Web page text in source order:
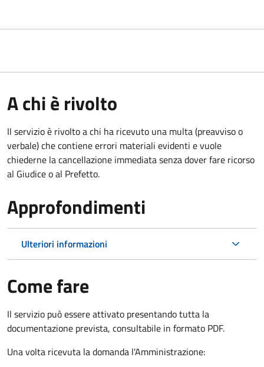
A chi è rivolto
Il servizio è rivolto a chi ha ricevuto una multa (preavviso o
verbale) che contiene errori materiali evidenti e vuole
chiederne la cancellazione immediata senza dover fare ricorso
al Giudice o al Prefetto.
Approfondimenti
Ulteriori informazioni
Come fare
Il servizio può essere attivato presentando tutta la
documentazione prevista, consultabile in formato PDF.
Una volta ricevuta la domanda l'Amministrazione: